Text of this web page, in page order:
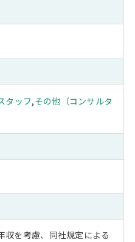
タッフ,その他（コンサルタ
を考慮、同社規定による